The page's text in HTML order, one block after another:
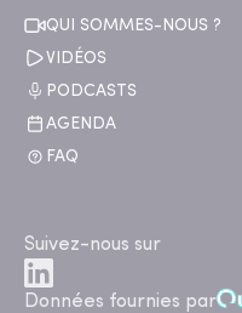
QUI SOMMES-NOUS ?
VIDÉOS
PODCASTS
AGENDA
FAQ
Suivez-nous sur
Données fournies par